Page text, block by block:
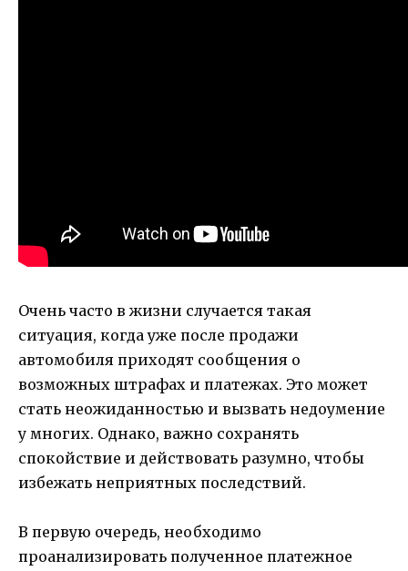
Очень часто в жизни случается такая
ситуация, когда уже после продажи
автомобиля приходят сообщения о
возможных штрафах и платежах. Это может
стать неожиданностью и вызвать недоумение
у многих. Однако, важно сохранять
спокойствие и действовать разумно, чтобы
избежать неприятных последствий.
В первую очередь, необходимо
проанализировать полученное платежное